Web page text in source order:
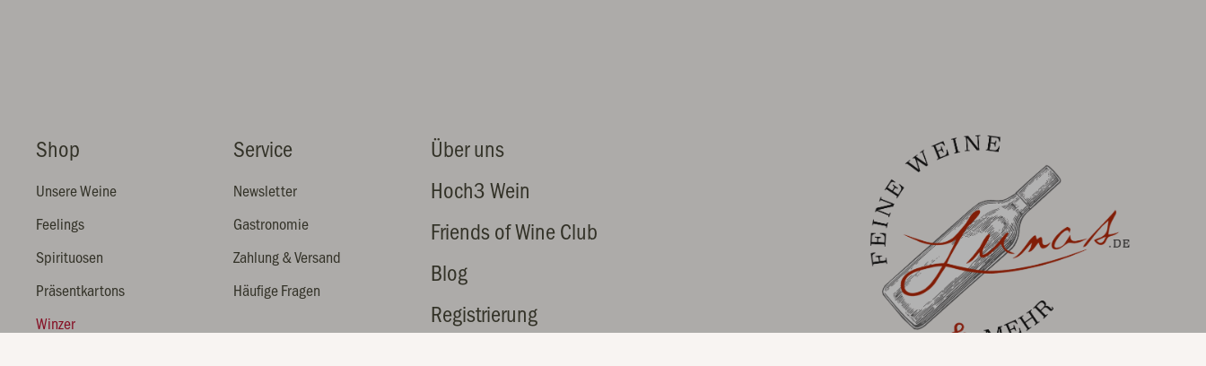
Shop
Unsere Weine
Feelings
Spirituosen
Präsentkartons
Winzer
Service
Newsletter
Gastronomie
Zahlung & Versand
Häufige Fragen
Über uns
Hoch3 Wein
Friends of Wine Club
Blog
Registrierung